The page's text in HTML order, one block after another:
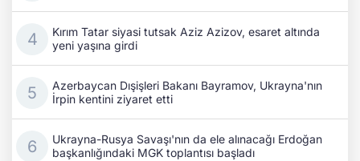
Kırım Tatar siyasi tutsak Aziz Azizov, esaret altında
yeni yaşına girdi
Azerbaycan Dışişleri Bakanı Bayramov, Ukrayna'nın
İrpin kentini ziyaret etti
Ukrayna-Rusya Savaşı'nın da ele alınacağı Erdoğan
başkanlığındaki MGK toplantısı başladı